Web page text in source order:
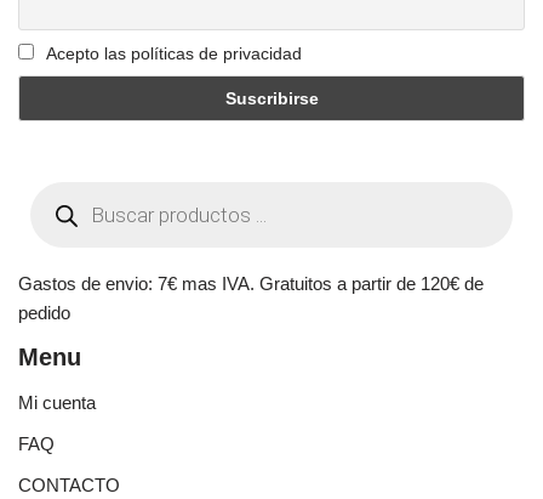
Acepto las políticas de privacidad
Gastos de envio: 7€ mas IVA. Gratuitos a partir de 120€ de
pedido
Menu
Mi cuenta
FAQ
CONTACTO